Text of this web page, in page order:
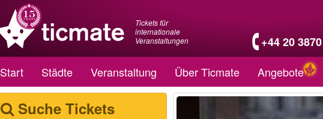
Tickets für
internationale
Veranstaltungen
+44 20
Start Städte Veranstaltung Über Ticmate Angebote
Suche Tickets